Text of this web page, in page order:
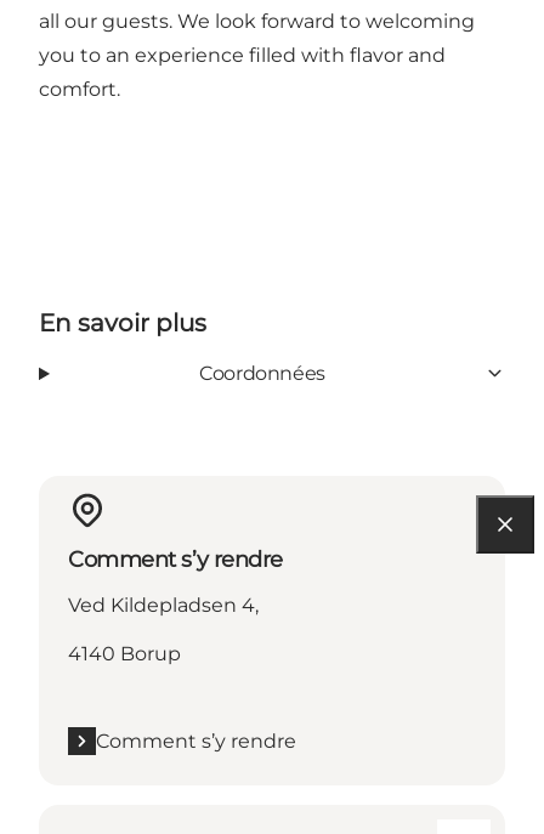
all our guests. We look forward to welcoming
you to an experience filled with flavor and
comfort.
En savoir plus
Coordonnées
Comment s’y rendre
Ved Kildepladsen 4,
4140 Borup
Comment s’y rendre